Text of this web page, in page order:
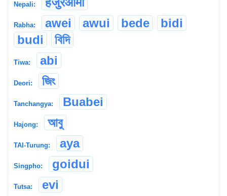
Nepali:
Rabha: awei awui bede
bidi
budi
বিদি
Tiwa: abi
Deori: জিং
Tanchangya: Buabei
Hajong: আবু
TAI-Turung: aya
Singpho: goidui
Tutsa: evi